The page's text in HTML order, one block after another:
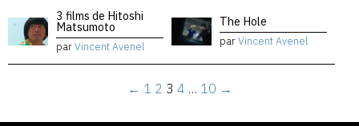
3 films de Hitoshi
Matsumoto
parVincent Avenel
The Hole
parVincent Avenel
← 1 2 3 4 … 10 →